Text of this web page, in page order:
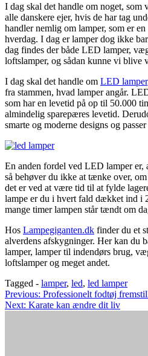
I dag skal det handle om noget, som
alle danskere ejer, hvis de har tag
handler nemlig om lamper, som er
hverdag. I dag er lamper dog ikke
dag findes der både LED lamper,
loftslamper, og sådan kunne vi blive
I dag skal det handle om LED lamper
fra stammen, hvad lamper angår.
som har en levetid på op til 50.000
almindelig sparepæres levetid.
smarte og moderne designs og
En anden fordel ved LED lamper er,
så behøver du ikke at tænke over,
det er ved at være tid til at fylde
lampe er du i hvert fald dækket ind i
mange timer lampen står tændt om
Hos Lampegiganten.dk finder du et
alverdens afskygninger. Her kan du
lamper, lamper til indendørs brug,
loftslamper og meget andet.
Tagged - lamper, led, led lamper
Indlægsnavigation
Previous: Professionelt fodtøj
Next: Karate kan ændre dit liv